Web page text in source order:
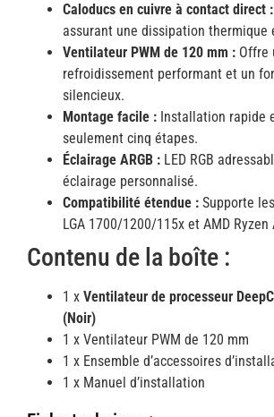
Caloducs en cuivre à contact direct :
assurant une dissipation thermique
Ventilateur PWM de 120 mm : Offre
refroidissement performant et un
silencieux.
Montage facile : Installation rapide
seulement cinq étapes.
Éclairage ARGB : LED RGB
éclairage personnalisé.
Compatibilité étendue : Supporte
LGA 1700/1200/115x et AMD Ryzen
Contenu de la boîte :
1 x Ventilateur de processeur
(Noir)
1 x Ventilateur PWM de 120 mm
1 x Ensemble d’accessoires
1 x Manuel d’installation